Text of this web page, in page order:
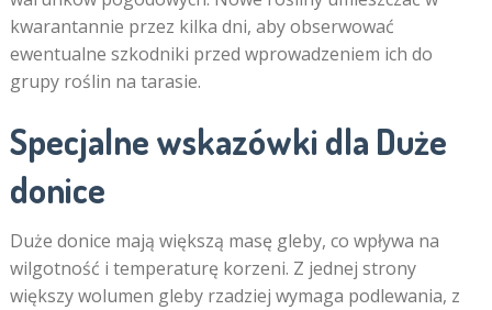
kwarantannie przez kilka dni, aby obserwować
ewentualne szkodniki przed wprowadzeniem ich do
grupy roślin na tarasie.
Specjalne wskazówki dla Duże
donice
Duże donice mają większą masę gleby, co wpływa na
wilgotność i temperaturę korzeni. Z jednej strony
większy wolumen gleby rzadziej wymaga podlewania, z